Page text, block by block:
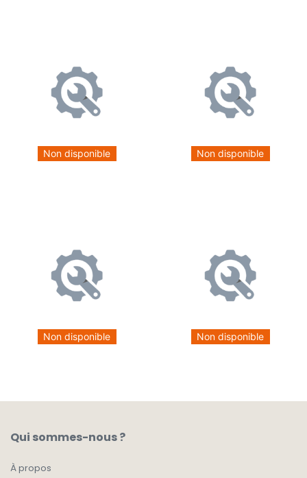
Non disponible Non disponible
Non disponible Non disponible
Qui sommes-nous ?
À propos